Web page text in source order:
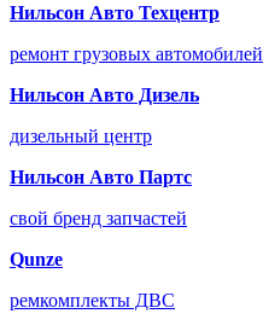
Нильсон Авто Техцентр
ремонт грузовых автомобилей
Нильсон Авто Дизель
дизельный центр
Нильсон Авто Партс
свой бренд запчастей
Qunze
ремкомплекты ДВС